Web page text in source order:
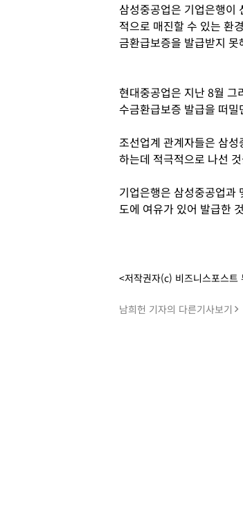
삼성중공업은 기업은행이
적으로 매진할 수 있는 환
금환급보증을 발급받지
현대중공업은 지난 8월 그
수금환급보증 발급을 떠
조선업계 관계자들은 삼
하는데 적극적으로 나선
기업은행은 삼성중공업과
도에 여유가 있어 발급한
<저작권자(c) 비즈니스포스트
남희헌 기자의 다른기사보기